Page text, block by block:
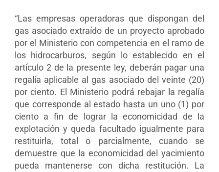
“Las empresas operadoras que dispongan del
gas asociado extraído de un proyecto aprobado
por el Ministerio con competencia en el ramo de
los hidrocarburos, según lo establecido en el
artículo 2 de la presente ley, deberán pagar una
regalía aplicable al gas asociado del veinte (20)
por ciento. El Ministerio podrá rebajar la regalía
que corresponde al estado hasta un uno (1) por
ciento a fin de lograr la economicidad de la
explotación y queda facultado igualmente para
restituirla, total o parcialmente, cuando se
demuestre que la economicidad del yacimiento
pueda mantenerse con dicha restitución. La